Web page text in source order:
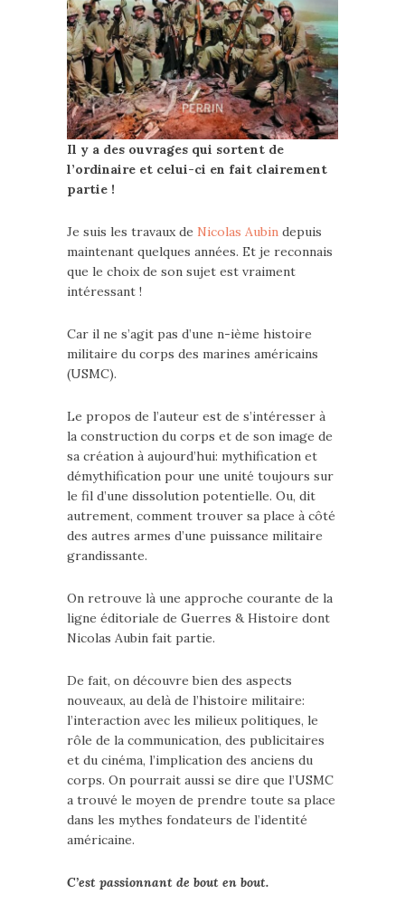
Il y a des ouvrages qui sortent de
l’ordinaire et celui-ci en fait clairement
partie !
Je suis les travaux de Nicolas Aubin depuis
maintenant quelques années. Et je reconnais
que le choix de son sujet est vraiment
intéressant !
Car il ne s’agit pas d’une n-ième histoire
militaire du corps des marines américains
(USMC).
Le propos de l’auteur est de s’intéresser à
la construction du corps et de son image de
sa création à aujourd’hui: mythification et
démythification pour une unité toujours sur
le fil d’une dissolution potentielle. Ou, dit
autrement, comment trouver sa place à côté
des autres armes d’une puissance militaire
grandissante.
On retrouve là une approche courante de la
ligne éditoriale de Guerres & Histoire dont
Nicolas Aubin fait partie.
De fait, on découvre bien des aspects
nouveaux, au delà de l’histoire militaire:
l’interaction avec les milieux politiques, le
rôle de la communication, des publicitaires
et du cinéma, l’implication des anciens du
corps. On pourrait aussi se dire que l’USMC
a trouvé le moyen de prendre toute sa place
dans les mythes fondateurs de l’identité
américaine.
C’est passionnant de bout en bout.